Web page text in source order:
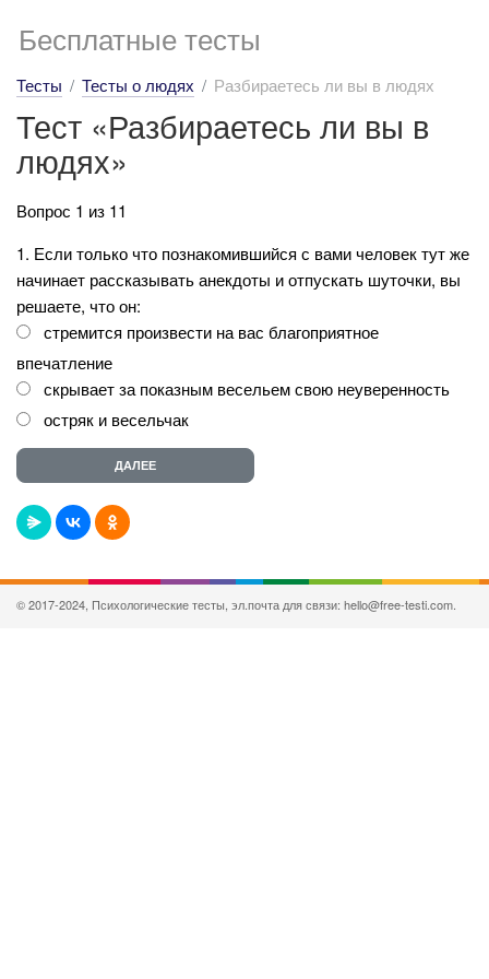
Бесплатные тесты
Тесты Тесты о людях Разбираетесь ли вы в людях
Тест «Разбираетесь ли вы в
людях»
Вопрос 1 из 11
1. Если только что познакомившийся с вами человек тут же
начинает рассказывать анекдоты и отпускать шуточки, вы
решаете, что он:
стремится произвести на вас благоприятное
впечатление
скрывает за показным весельем свою неуверенность
остряк и весельчак
© 2017-2024, Психологические тесты, эл.почта для связи: hello@free-testi.com.